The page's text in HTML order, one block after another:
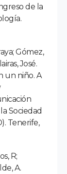
de la
Gómez,
José.
un niño. A
Sociedad
Tenerife,
R;
A.